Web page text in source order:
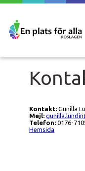
Kontakt: Gunilla
Mejl:
Telefon: 0176-
Hemsida